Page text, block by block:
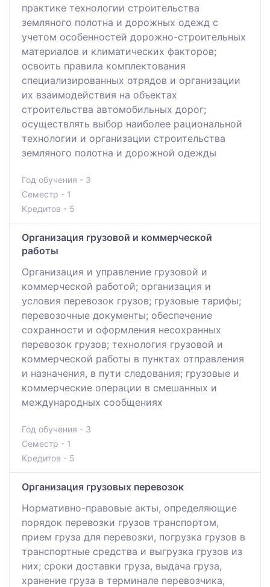
практике технологии строительства
земляного полотна и дорожных одежд с
учетом особенностей дорожно-строительных
материалов и климатических факторов;
освоить правила комплектования
специализированных отрядов и организации
их взаимодействия на объектах
строительства автомобильных дорог;
осуществлять выбор наиболее рациональной
технологии и организации строительства
земляного полотна и дорожной одежды
Год обучения - 3
Семестр - 1
Кредитов - 5
Организация грузовой и коммерческой
работы
Организация и управление грузовой и
коммерческой работой; организация и
условия перевозок грузов; грузовые тарифы;
перевозочные документы; обеспечение
сохранности и оформления несохранных
перевозок грузов; технология грузовой и
коммерческой работы в пунктах отправления
и назначения, в пути следования; грузовые и
коммерческие операции в смешанных и
международных сообщениях
Год обучения - 3
Семестр - 1
Кредитов - 5
Организация грузовых перевозок
Нормативно-правовые акты, определяющие
порядок перевозки грузов транспортом,
прием груза для перевозки, погрузка грузов в
транспортные средства и выгрузка грузов из
них; сроки доставки груза, выдача груза,
хранение груза в терминале перевозчика,